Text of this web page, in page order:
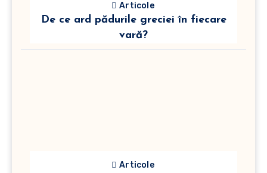
Articole
De ce ard pădurile greciei în fiecare
vară?
Articole